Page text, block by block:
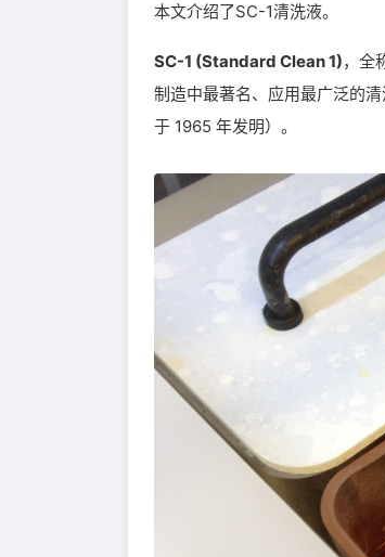
本文介绍了SC-1清洗液。
SC-1 (Standard Clean 1)，全
制造中最著名、应用最广泛的
于 1965 年发明）。